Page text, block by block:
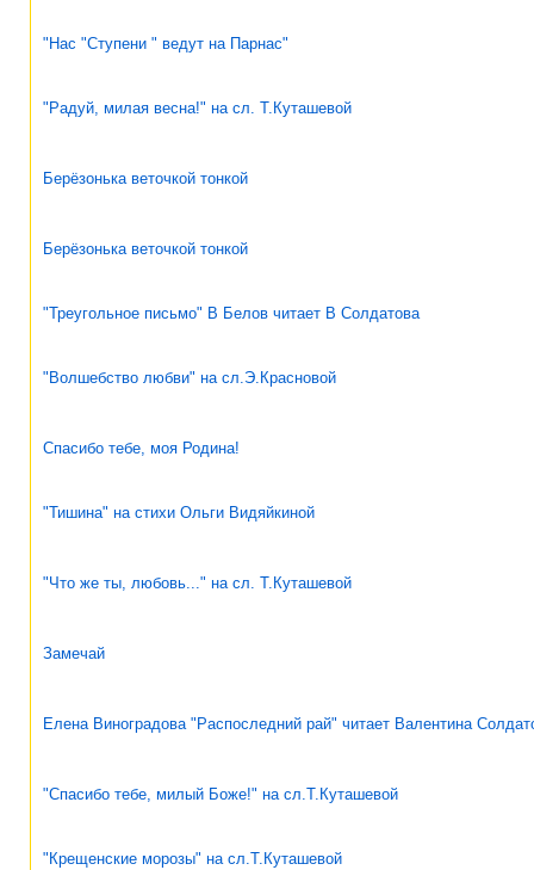
"Нас "Ступени " ведут на Парнас"
"Радуй, милая весна!" на сл. Т.Куташевой
Берёзонька веточкой тонкой
Берёзонька веточкой тонкой
"Треугольное письмо" В Белов читает В Солдатова
"Волшебство любви" на сл.Э.Красновой
Спасибо тебе, моя Родина!
"Тишина" на стихи Ольги Видяйкиной
"Что же ты, любовь..." на сл. Т.Куташевой
Замечай
Елена Виноградова "Распоследний рай" читает Валентина
"Спасибо тебе, милый Боже!" на сл.Т.Куташевой
"Крещенские морозы" на сл.Т.Куташевой